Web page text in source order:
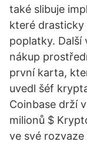
také slibuje
které drasticky
poplatky. Další
nákup
první karta,
uvedl šéf
Coinbase drží
milionů $
ve své